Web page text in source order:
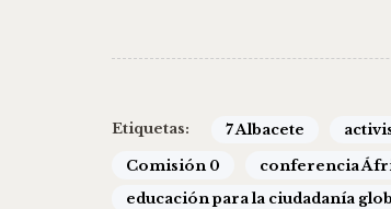
Etiquetas: 7 Albacete
Comisión 0
conferencia
educación para la ciudadanía